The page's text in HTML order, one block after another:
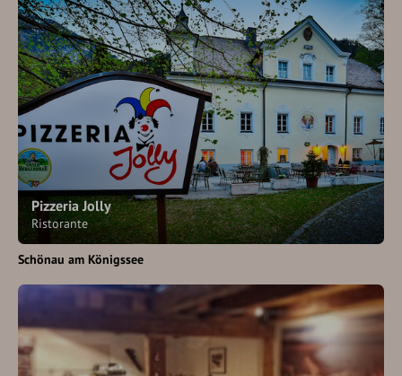
Pizzeria Jolly
Ristorante
Schönau am Königssee